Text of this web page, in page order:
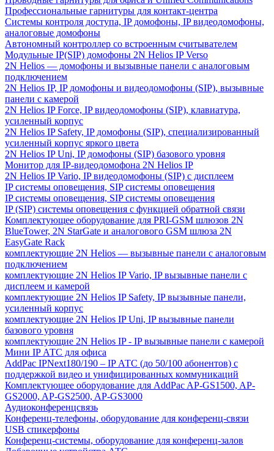
Профессиональные гарнитуры для контакт-центра
Системы контроля доступа, IP домофоны, IP видеодомофоны,
аналоговые домофоны
Автономный контроллер со встроенным считывателем
Модульные IP(SIP) домофоны 2N Helios IP Verso
2N Helios — домофоны и вызывные панели с аналоговым
подключением
2N Helios IP, IP домофоны и видеодомофоны (SIP), вызывные
панели с камерой
2N Helios IP Force, IP видеодомофоны (SIP), клавиатура,
усиленный корпус
2N Helios IP Safety, IP домофоны (SIP), специализированный
усиленный корпус яркого цвета
2N Helios IP Uni, IP домофоны (SIP) базового уровня
Монитор для IP-видеодомофона 2N Helios IP
2N Helios IP Vario, IP видеодомофоны (SIP) с дисплеем
IP системы оповещения, SIP системы оповещения
IP системы оповещения, SIP системы оповещения
IP (SIP) системы оповещения с функцией обратной связи
Комплектующее оборудование для PRI-GSM шлюзов 2N
BlueTower, 2N StarGate и аналогового GSM шлюза 2N
EasyGate Rack
комплектующие 2N Helios — вызывные панели с аналоговым
подключением
комплектующие 2N Helios IP Vario, IP вызывные панели с
дисплеем и камерой
комплектующие 2N Helios IP Safety, IP вызывные панели,
усиленный корпус
комплектующие 2N Helios IP Uni, IP вызывные панели
базового уровня
комплектующие 2N Helios IP - IP вызывные панели с камерой
Мини IP АТС для офиса
AddPac IPNext180/190 – IP АТС (до 50/100 абонентов) с
поддержкой видео и унифицированных коммуникаций
Комплектующее оборудование для AddPac AP-GS1500, AP-
GS2000, AP-GS2500, AP-GS3000
Аудиоконференцсвязь
Конференц-телефоны, оборудование для конференц-связи
USB спикерфоны
Конференц-системы, оборудование для конференц-залов